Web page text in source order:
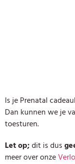
Is je Prenatal
Dan kunnen we je
toesturen.
Let op;dit is dus
meer over onze